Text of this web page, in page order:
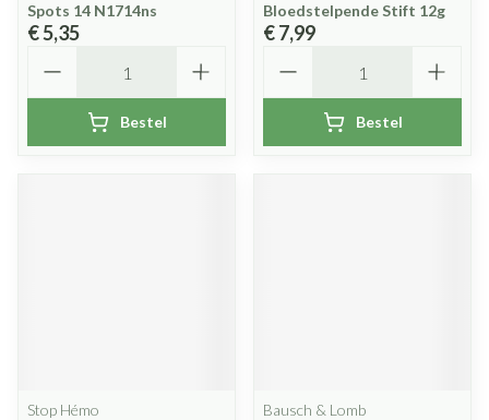
Spots 14 N1714ns
€ 5,35
Bestel
Bloedstelpende Stift 12g
€ 7,99
Bestel
Stop Hémo
Bausch & Lomb